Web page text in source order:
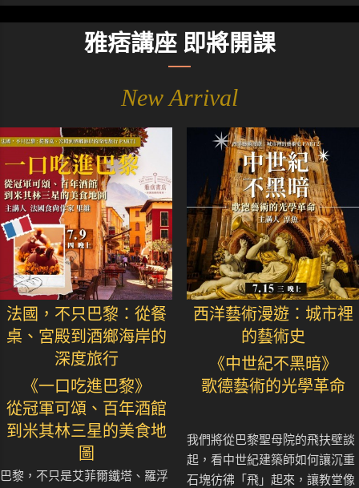
雅痞講座 即將開課
New Arrival
法國，不只巴黎：從餐
桌、宮殿到酒鄉海岸的
深度旅行
《一口吃進巴黎》
從冠軍可頌、百年酒館
到米其林三星的美食地
圖
巴黎，不只是艾菲爾鐵塔、羅浮
西洋藝術漫遊：城市裡
的藝術史
《中世紀不黑暗》
歌德藝術的光學革命
我們將從巴黎聖母院的飛扶壁談
起，看中世紀建築師如何讓沉重
石塊彷彿「飛」起來，讓教堂像